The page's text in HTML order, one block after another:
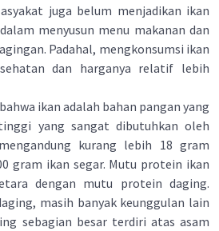
juga belum menjadikan ikan
menyusun menu makanan dan
Padahal, mengkonsumsi ikan
dan harganya relatif lebih
ikan adalah bahan pangan yang
yang sangat dibutuhkan oleh
kurang lebih 18 gram
gram ikan segar. Mutu protein ikan
dengan mutu protein daging.
masih banyak keunggulan lain
sebagian besar terdiri atas asam